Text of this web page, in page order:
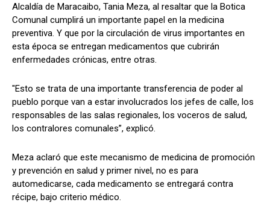
Alcaldía de Maracaibo, Tania Meza, al resaltar que la Botica
Comunal cumplirá un importante papel en la medicina
preventiva. Y que por la circulación de virus importantes en
esta época se entregan medicamentos que cubrirán
enfermedades crónicas, entre otras.
"Esto se trata de una importante transferencia de poder al
pueblo porque van a estar involucrados los jefes de calle, los
responsables de las salas regionales, los voceros de salud,
los contralores comunales”, explicó.
Meza aclaró que este mecanismo de medicina de promoción
y prevención en salud y primer nivel, no es para
automedicarse, cada medicamento se entregará contra
récipe, bajo criterio médico.